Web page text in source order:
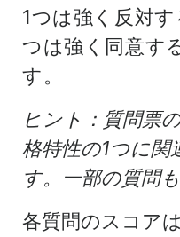
1つは強く反対
つは強く同意す
す。
ヒント：質問票
格特性の1つに関
す。一部の質問
各質問のスコア